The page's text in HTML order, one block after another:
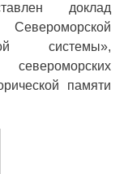
доклад
системы»,
памяти